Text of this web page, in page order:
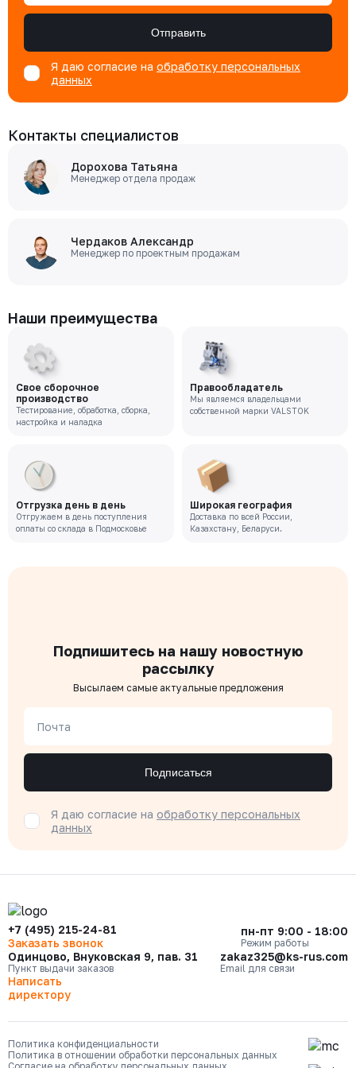
Цена с НДС
Отправить
Я даю согласие на обработку персональных
данных
Контакты специалистов
Дорохова Татьяна
Менеджер отдела продаж
Чердаков Александр
Менеджер по проектным продажам
Наши преимущества
Свое сборочное
производство
Тестирование, обработка, сборка,
настройка и наладка
Правообладатель
Мы являемся владельцами
собственной марки VALSTOK
Отгрузка день в день
Отгружаем в день поступления
оплаты со склада в Подмосковье
Широкая география
Доставка по всей России,
Казахстану, Беларуси.
Подпишитесь на нашу новостную
рассылку
Высылаем самые актуальные предложения
Почта
Подписаться
Я даю согласие на обработку персональных
данных
+7 (495) 215-24-81
Заказать звонок
пн-пт 9:00 - 18:00
Режим работы
Одинцово, Внуковская 9, пав. 31
Пункт выдачи заказов
zakaz325@ks-rus.com
Email для связи
Написать
директору
Политика конфиденциальности
Политика в отношении обработки персональных данных
Согласие на обработку персональных данных